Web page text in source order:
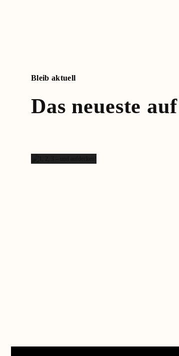
Bleib aktuell
Das neueste